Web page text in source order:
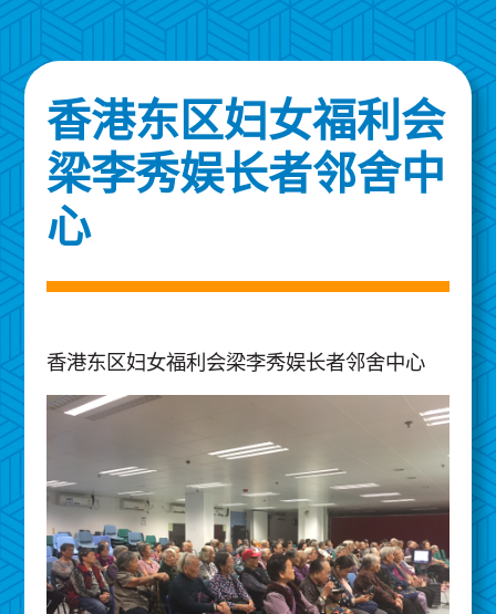
香港东区妇女福利会
梁李秀娱长者邻舍中
心
香港东区妇女福利会梁李秀娱长者邻舍中心